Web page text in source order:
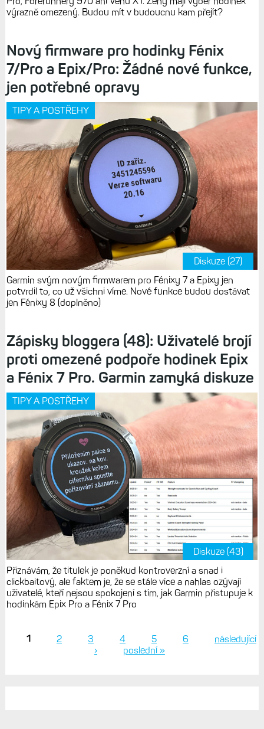
výrazně omezený. Budou mít v budoucnu kam přejít?
Nový firmware pro hodinky Fénix
7/Pro a Epix/Pro: Žádné nové funkce,
jen potřebné opravy
TIPY A POSTŘEHY
Diskuze (27)
Garmin svým novým firmwarem pro Fénixy 7 a Epixy jen
potvrdil to, co už všichni víme. Nové funkce budou dostávat
jen Fénixy 8 (doplněno)
Zápisky bloggera (48): Uživatelé brojí
proti omezené podpoře hodinek Epix
a Fénix 7 Pro. Garmin zamyká diskuze
TIPY A POSTŘEHY
Diskuze (43)
Přiznávám, že titulek je poněkud kontroverzní a snad i
clickbaitový, ale faktem je, že se stále více a nahlas ozývají
uživatelé, kteří nejsou spokojení s tím, jak Garmin přistupuje k
hodinkám Epix Pro a Fénix 7 Pro
1 2 3 4 5 6
následující
›
poslední »